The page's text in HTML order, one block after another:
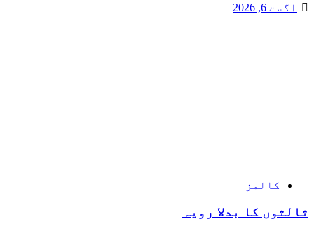
اگست 6, 2026
کالمز
ثالثوں کا بدلا رویہ